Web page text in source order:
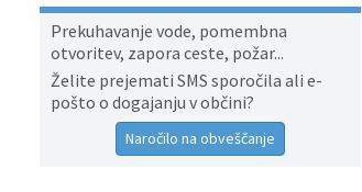
Prekuhavanje vode, pomembna
otvoritev, zapora ceste, požar...
Želite prejemati SMS sporočila ali e-
pošto o dogajanju v občini?
Naročilo na obveščanje